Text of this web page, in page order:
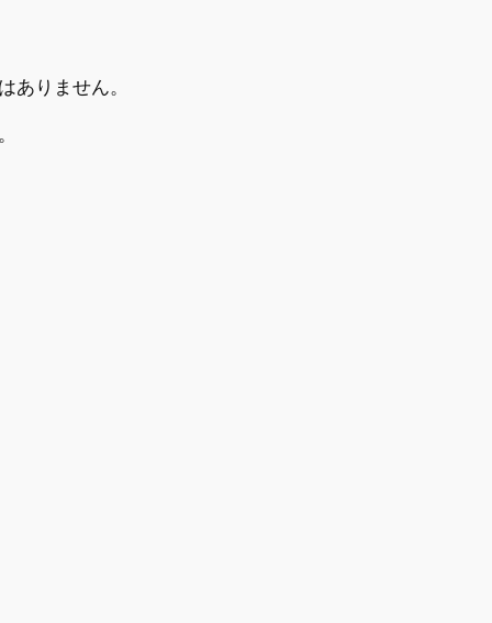
ありません。